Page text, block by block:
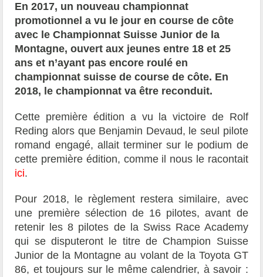
En 2017, un nouveau championnat
promotionnel a vu le jour en course de côte
avec le Championnat Suisse Junior de la
Montagne, ouvert aux jeunes entre 18 et 25
ans et n’ayant pas encore roulé en
championnat suisse de course de côte. En
2018, le championnat va être reconduit.
Cette première édition a vu la victoire de Rolf
Reding alors que Benjamin Devaud, le seul pilote
romand engagé, allait terminer sur le podium de
cette première édition, comme il nous le racontait
ici.
Pour 2018, le règlement restera similaire, avec
une première sélection de 16 pilotes, avant de
retenir les 8 pilotes de la Swiss Race Academy
qui se disputeront le titre de Champion Suisse
Junior de la Montagne au volant de la Toyota GT
86, et toujours sur le même calendrier, à savoir :